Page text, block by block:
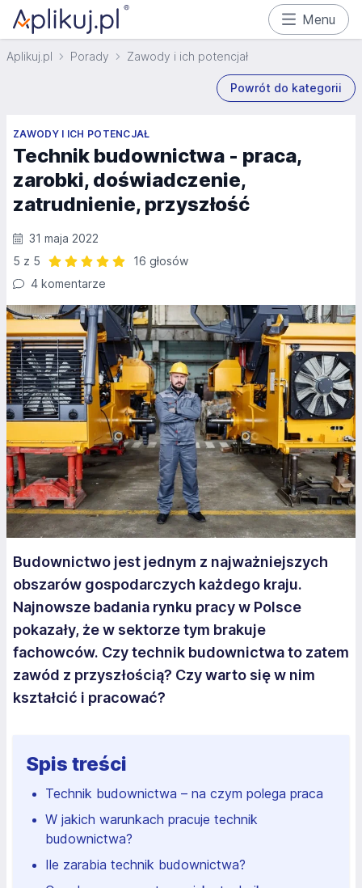
Menu
Aplikuj.pl Porady Zawody i ich potencjał
Powrót do kategorii
ZAWODY I ICH POTENCJAŁ
Technik budownictwa - praca,
zarobki, doświadczenie,
zatrudnienie, przyszłość
31 maja 2022
5 z 5
16 głosów
4 komentarze
Budownictwo jest jednym z najważniejszych
obszarów gospodarczych każdego kraju.
Najnowsze badania rynku pracy w Polsce
pokazały, że w sektorze tym brakuje
fachowców. Czy technik budownictwa to zatem
zawód z przyszłością? Czy warto się w nim
kształcić i pracować?
Spis treści
Technik budownictwa – na czym polega praca
W jakich warunkach pracuje technik
budownictwa?
Ile zarabia technik budownictwa?